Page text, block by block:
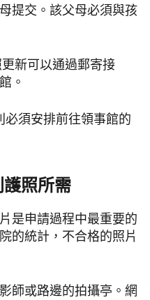
提交。該父母必須與孩
新可以通過郵寄接
。
必須安排前往領事館的
照所需
是申請過程中最重要的
的統計，不合格的照片
師或路邊的拍攝亭。網